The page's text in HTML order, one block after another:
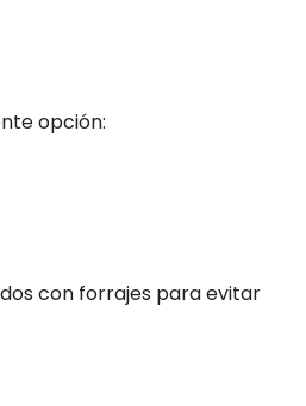
opción:
con forrajes para evitar